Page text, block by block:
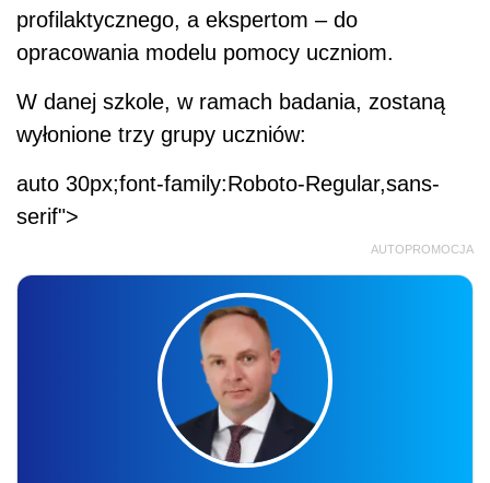
profilaktycznego, a ekspertom – do
opracowania modelu pomocy uczniom.
W danej szkole, w ramach badania, zostaną
wyłonione trzy grupy uczniów:
auto 30px;font-family:Roboto-Regular,sans-
serif">
AUTOPROMOCJA